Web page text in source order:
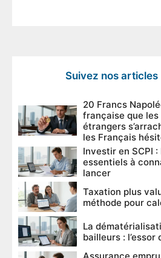
Suivez nos articles
20 Francs
française que
étrangers
les Français
Investir en SCPI
essentiels à
lancer
Taxation plus
méthode pour
La
bailleurs : l’essor
Assurance